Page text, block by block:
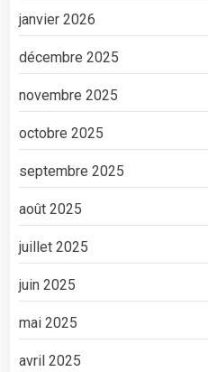
janvier 2026
décembre 2025
novembre 2025
octobre 2025
septembre 2025
août 2025
juillet 2025
juin 2025
mai 2025
avril 2025